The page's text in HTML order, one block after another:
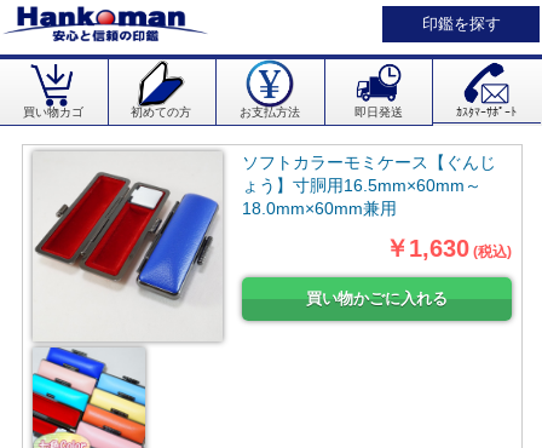
印鑑を探す
買い物カゴ 初めての方 お支払方法 即日発送 ｶｽﾀﾏｰｻﾎﾟｰﾄ
ソフトカラーモミケース【ぐんじ
ょう】寸胴用16.5mm×60mm～
18.0mm×60mm兼用
￥1,630 (税込)